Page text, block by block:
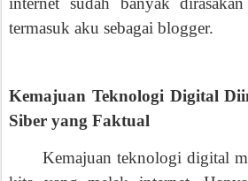
termasuk aku sebagai blogger.
Kemajuan Teknologi Digital
Siber yang Faktual
Kemajuan teknologi digital